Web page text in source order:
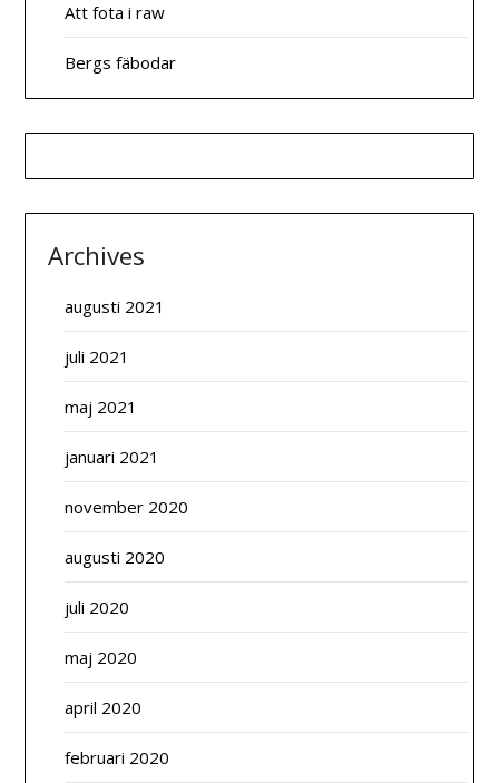
Att fota i raw
Bergs fäbodar
Archives
augusti 2021
juli 2021
maj 2021
januari 2021
november 2020
augusti 2020
juli 2020
maj 2020
april 2020
februari 2020